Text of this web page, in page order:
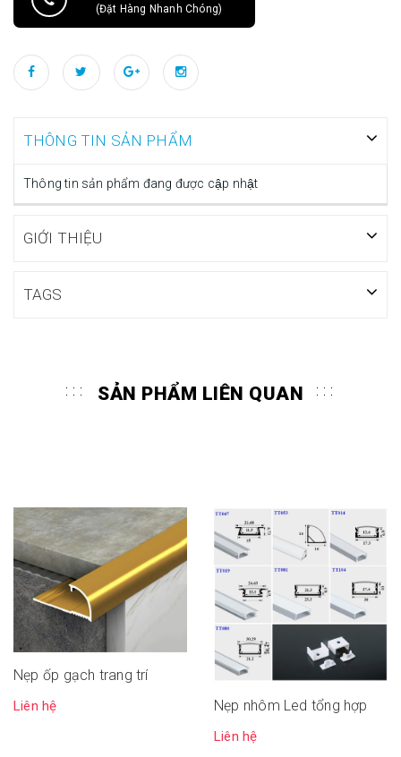
(Đặt Hàng Nhanh Chóng)
THÔNG TIN SẢN PHẨM
Thông tin sản phẩm đang được cập nhật
GIỚI THIỆU
TAGS
SẢN PHẨM LIÊN QUAN
Nẹp ốp gạch trang trí
Liên hệ Nẹp nhôm Led tổng hợp
Liên hệ